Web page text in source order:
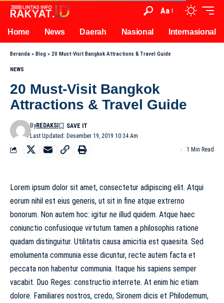
Aa
Home News Daerah Nasional Internasional
Beranda » Blog » 20 Must-Visit Bangkok Attractions & Travel Guide
NEWS
20 Must-Visit Bangkok
Attractions & Travel Guide
Last Updated: Desember 19, 2019 10:34 Am
ByREDAKSI
1 Min Read
Lorem ipsum dolor sit amet, consectetur adipiscing elit. Atqui
eorum nihil est eius generis, ut sit in fine atque extrerno
bonorum. Non autem hoc: igitur ne illud quidem. Atque haec
coniunctio confusioque virtutum tamen a philosophis ratione
quadam distinguitur. Utilitatis causa amicitia est quaesita. Sed
emolumenta communia esse dicuntur, recte autem facta et
peccata non habentur communia. Itaque his sapiens semper
vacabit. Duo Reges: constructio interrete. At enim hic etiam
dolore. Familiares nostros, credo, Sironem dicis et Philodemum,